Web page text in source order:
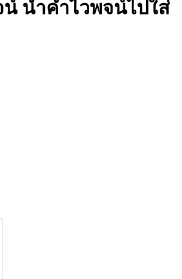
น์ นำคำไวพจน์ไปใส่